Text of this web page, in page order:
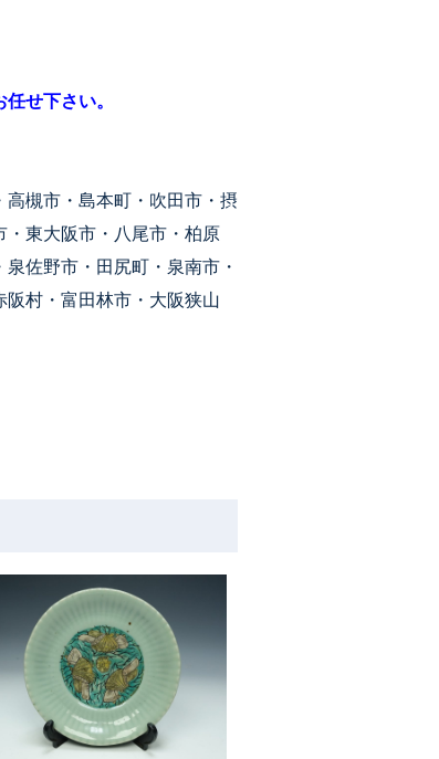
せ下さい。
高槻市・島本町・吹田市・摂
東大阪市・八尾市・柏原
佐野市・田尻町・泉南市・
村・富田林市・大阪狭山